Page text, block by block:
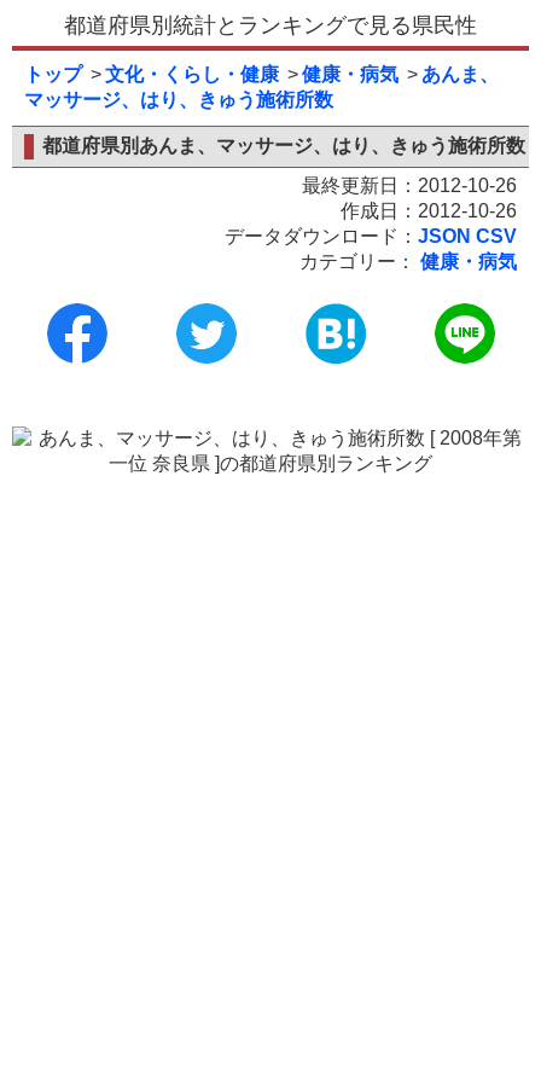
都道府県別統計とランキングで見る県民性
トップ 文化・くらし・健康 健康・病気
あんま、
マッサージ、はり、きゅう施術所数
都道府県別あんま、マッサージ、はり、きゅう施術所数
最終更新日：2012-10-26
作成日：2012-10-26
データダウンロード： JSON CSV
カテゴリー：
健康・病気